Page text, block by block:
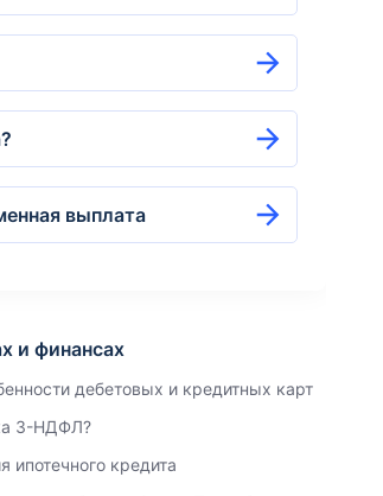
выплата
и финансах
дебетовых и кредитных карт
3-НДФЛ?
ипотечного кредита